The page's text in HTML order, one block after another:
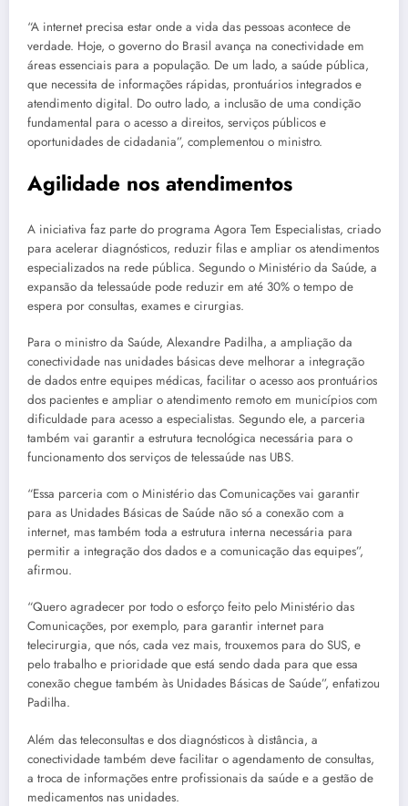
“A internet precisa estar onde a vida das pessoas acontece de
verdade. Hoje, o governo do Brasil avança na conectividade em
áreas essenciais para a população. De um lado, a saúde pública,
que necessita de informações rápidas, prontuários integrados e
atendimento digital. Do outro lado, a inclusão de uma condição
fundamental para o acesso a direitos, serviços públicos e
oportunidades de cidadania”, complementou o ministro.
Agilidade nos atendimentos
A iniciativa faz parte do programa Agora Tem Especialistas, criado
para acelerar diagnósticos, reduzir filas e ampliar os atendimentos
especializados na rede pública. Segundo o Ministério da Saúde, a
expansão da telessaúde pode reduzir em até 30% o tempo de
espera por consultas, exames e cirurgias.
Para o ministro da Saúde, Alexandre Padilha, a ampliação da
conectividade nas unidades básicas deve melhorar a integração
de dados entre equipes médicas, facilitar o acesso aos prontuários
dos pacientes e ampliar o atendimento remoto em municípios com
dificuldade para acesso a especialistas. Segundo ele, a parceria
também vai garantir a estrutura tecnológica necessária para o
funcionamento dos serviços de telessaúde nas UBS.
“Essa parceria com o Ministério das Comunicações vai garantir
para as Unidades Básicas de Saúde não só a conexão com a
internet, mas também toda a estrutura interna necessária para
permitir a integração dos dados e a comunicação das equipes”,
afirmou.
“Quero agradecer por todo o esforço feito pelo Ministério das
Comunicações, por exemplo, para garantir internet para
telecirurgia, que nós, cada vez mais, trouxemos para do SUS, e
pelo trabalho e prioridade que está sendo dada para que essa
conexão chegue também às Unidades Básicas de Saúde”, enfatizou
Padilha.
Além das teleconsultas e dos diagnósticos à distância, a
conectividade também deve facilitar o agendamento de consultas,
a troca de informações entre profissionais da saúde e a gestão de
medicamentos nas unidades.